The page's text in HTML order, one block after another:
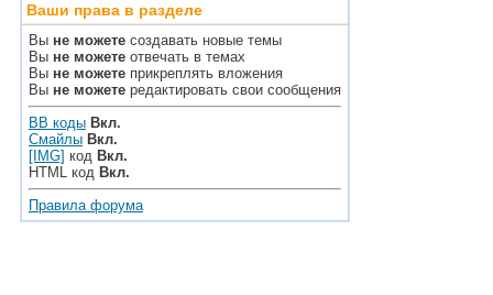
Ваши права в разделе
Вы не можете создавать новые темы
Вы не можете отвечать в темах
Вы не можете прикреплять вложения
Вы не можете редактировать свои сообщения
BB коды Вкл.
Смайлы Вкл.
[IMG] код Вкл.
HTML код Вкл.
Правила форума